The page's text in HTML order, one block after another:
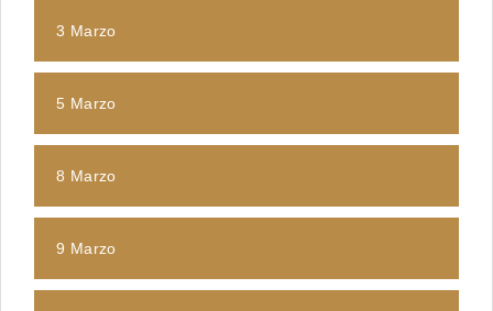
3 Marzo
5 Marzo
8 Marzo
9 Marzo